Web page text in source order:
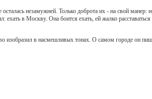
незамужней. Только доброта их - на свой манер:
ехать в Москву. Она боится ехать, ей жалко
изобразил в насмешливых тонах. О самом городе он